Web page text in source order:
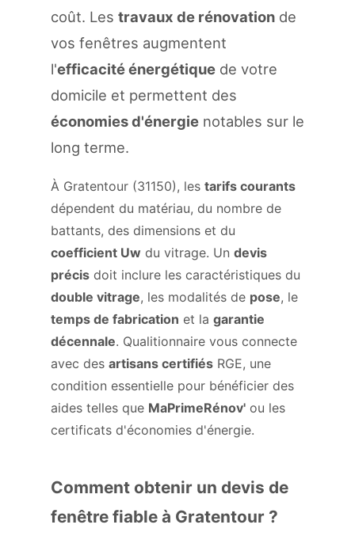
coût. Les travaux de rénovation de
vos fenêtres augmentent
l'efficacité énergétique de votre
domicile et permettent des
économies d'énergie notables sur le
long terme.
À Gratentour (31150), les tarifs courants
dépendent du matériau, du nombre de
battants, des dimensions et du
coefficient Uw du vitrage. Un devis
précis doit inclure les caractéristiques du
double vitrage, les modalités de pose, le
temps de fabrication et la garantie
décennale. Qualitionnaire vous connecte
avec des artisans certifiés RGE, une
condition essentielle pour bénéficier des
aides telles que MaPrimeRénov' ou les
certificats d'économies d'énergie.
Comment obtenir un devis de
fenêtre fiable à Gratentour ?